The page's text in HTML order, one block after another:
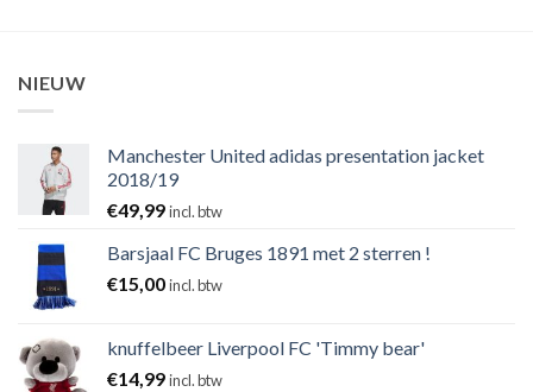
NIEUW
Manchester United adidas presentation jacket
2018/19
€49,99incl. btw
Barsjaal FC Bruges 1891 met 2 sterren !
€15,00incl. btw
knuffelbeer Liverpool FC 'Timmy bear'
€14,99incl. btw